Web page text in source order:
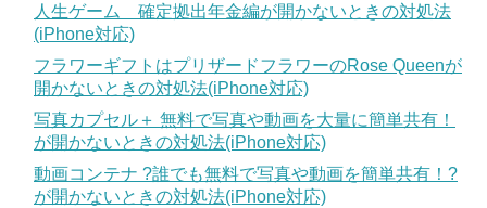
人生ゲーム 確定拠出年金編が開かないときの対処法
(iPhone対応)
フラワーギフトはプリザードフラワーのRose Queenが
開かないときの対処法(iPhone対応)
写真カプセル＋ 無料で写真や動画を大量に簡単共有！
が開かないときの対処法(iPhone対応)
動画コンテナ ?誰でも無料で写真や動画を簡単共有！?
が開かないときの対処法(iPhone対応)